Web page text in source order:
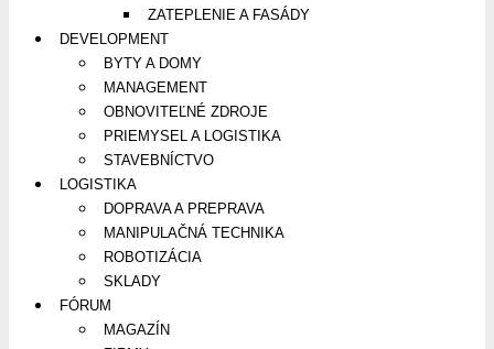
ZATEPLENIE A FASÁDY
DEVELOPMENT
BYTY A DOMY
MANAGEMENT
OBNOVITEĽNÉ ZDROJE
PRIEMYSEL A LOGISTIKA
STAVEBNÍCTVO
LOGISTIKA
DOPRAVA A PREPRAVA
MANIPULAČNÁ TECHNIKA
ROBOTIZÁCIA
SKLADY
FÓRUM
MAGAZÍN